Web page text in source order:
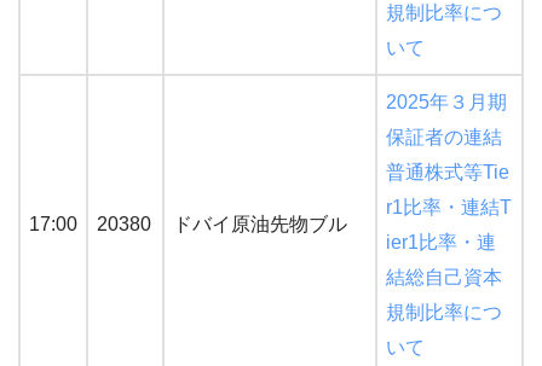
規制比率につ
いて
17:00 20380 ドバイ原油先物ブル
2025年３月期
保証者の連結
普通株式等Tie
r1比率・連結T
ier1比率・連
結総自己資本
規制比率につ
いて